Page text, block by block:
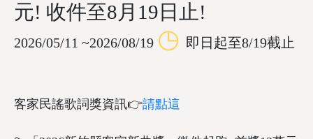
元! 收件至8月19日止!
2026/05/11 ~2026/08/19 ◷ 即日起至8/19截止
客家民謠歌詞獎資訊👉請點這